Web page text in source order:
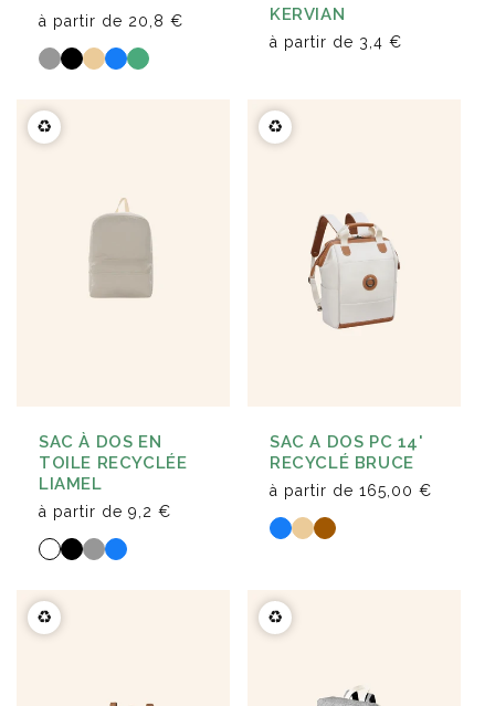
à partir de 20,8 €
KERVIAN
à partir de 3,4 €
♻️
SAC À DOS EN
TOILE RECYCLÉE
LIAMEL
à partir de 9,2 €
♻️
SAC A DOS PC 14'
RECYCLÉ BRUCE
à partir de 165,00 €
♻️ ♻️